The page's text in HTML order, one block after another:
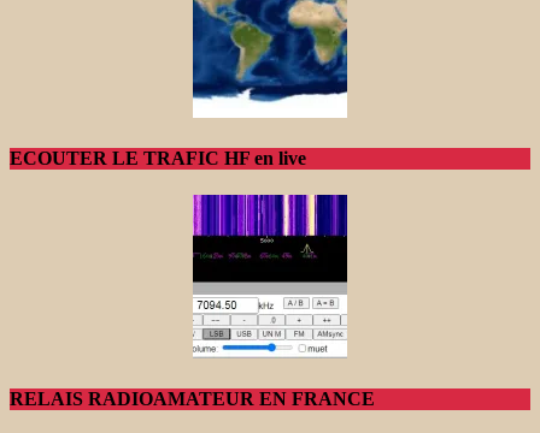
ECOUTER LE TRAFIC HF en live
RELAIS RADIOAMATEUR EN FRANCE